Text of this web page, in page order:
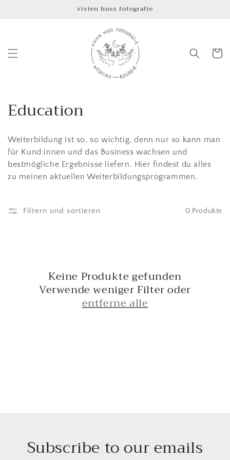
Inhalt
vivien huss fotografie
K
a
t
e
o
Education
Weiterbildung ist so, so wichtig, denn nur so kann man
für Kund:innen und das Business wachsen und
bestmögliche Ergebnisse liefern. Hier findest du alles
zu meinen aktuellen Weiterbildungsprogrammen.
Filtern und sortieren 0 Produkte
Keine Produkte gefunden
Verwende weniger Filter oder
entferne alle
Subscribe to our emails